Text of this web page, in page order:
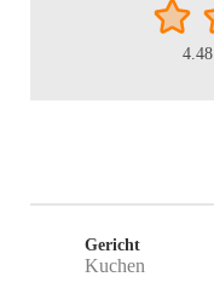
4.48
Gericht
Kuchen